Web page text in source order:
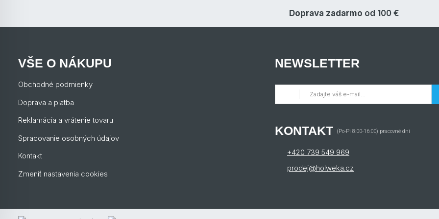
Doprava zadarmo od 100 €
VŠE O NÁKUPU
Obchodné podmienky
Doprava a platba
Reklamácia a vrátenie tovaru
Spracovanie osobných údajov
Kontakt
Zmeniť nastavenia cookies
NEWSLETTER
KONTAKT (Po-Pi 8:00-16:00) pracovné dni
+420 739 549 969
prodej@holweka.cz